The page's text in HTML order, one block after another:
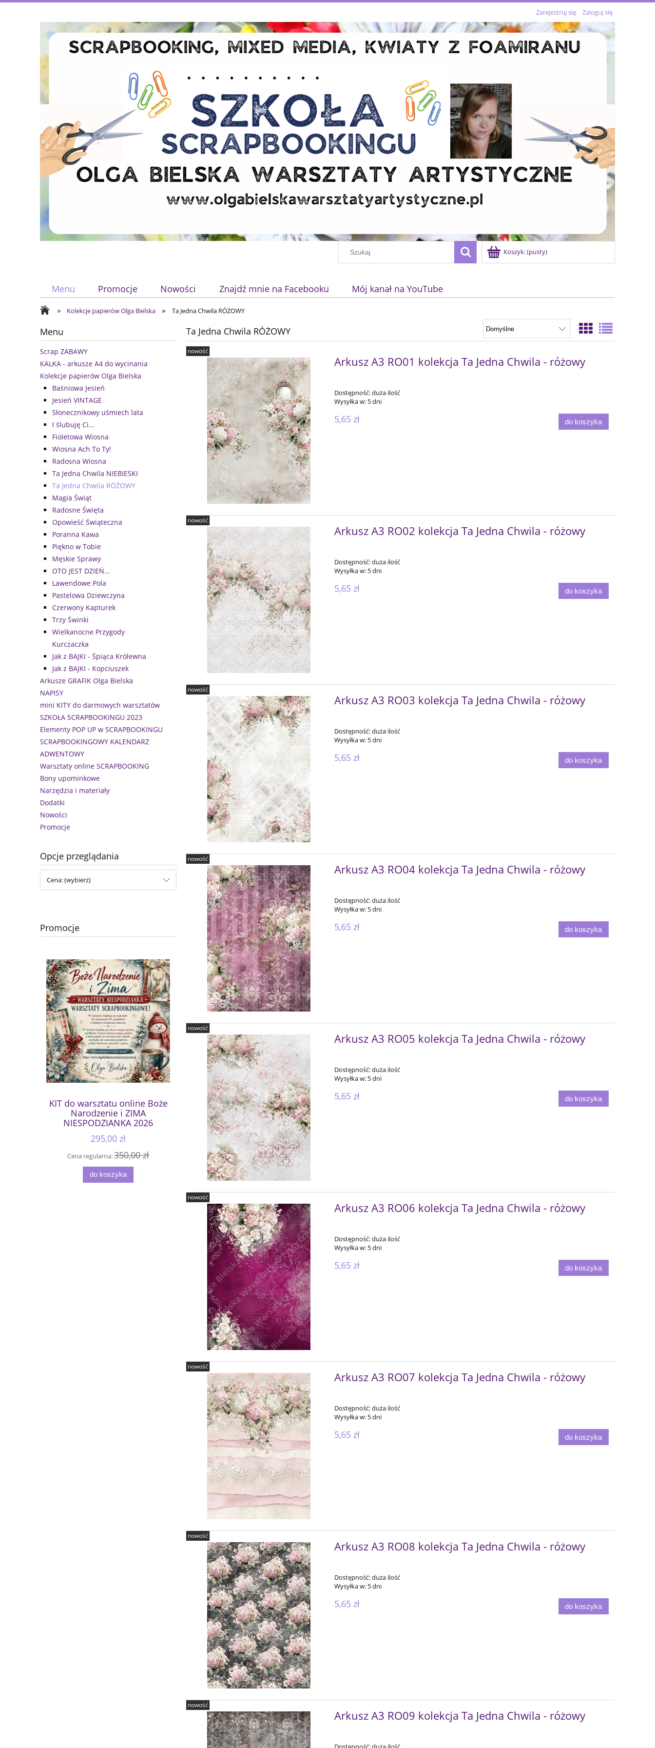
Zarejestruj się Zaloguj się
Koszyk:(pusty)
Menu Promocje Nowości Znajdź mnie na Facebooku Mój kanał na YouTube
» Kolekcje papierów Olga Bielska » Ta Jedna Chwila RÓŻOWY
Menu
Scrap ZABAWY
KALKA - arkusze A4 do wycinania
Kolekcje papierów Olga Bielska
Baśniowa Jesień
Jesień VINTAGE
Słonecznikowy uśmiech lata
I ślubuję Ci...
Fioletowa Wiosna
Wiosna Ach To Ty!
Radosna Wiosna
Ta Jedna Chwila NIEBIESKI
Ta Jedna Chwila RÓŻOWY
Magia Świąt
Radosne Święta
Opowieść Świąteczna
Poranna Kawa
Piękno w Tobie
Męskie Sprawy
OTO JEST DZIEŃ...
Lawendowe Pola
Pastelowa Dziewczyna
Czerwony Kapturek
Trzy Świnki
Wielkanocne Przygody
Kurczaczka
Jak z BAJKI - Śpiąca Królewna
Jak z BAJKI - Kopciuszek
Arkusze GRAFIK Olga Bielska
NAPISY
mini KITY do darmowych warsztatów
SZKOŁA SCRAPBOOKINGU 2023
Elementy POP UP w SCRAPBOOKINGU
SCRAPBOOKINGOWY KALENDARZ
ADWENTOWY
Warsztaty online SCRAPBOOKING
Bony upominkowe
Narzędzia i materiały
Dodatki
Nowości
Promocje
Opcje przeglądania
Cena: (wybierz)
Promocje
KIT do warsztatu online Boże
Narodzenie i ZIMA
NIESPODZIANKA 2026
295,00 zł
Cena regularna:350,00 zł
do koszyka
Ta Jedna Chwila RÓŻOWY
Arkusz A3 RO01 kolekcja Ta Jedna Chwila - różowy
Dostępność:duża ilość
Wysyłka w: 5 dni
5,65 zł do koszyka
nowość
Arkusz A3 RO02 kolekcja Ta Jedna Chwila - różowy
Dostępność:duża ilość
Wysyłka w: 5 dni
5,65 zł do koszyka
nowość
Arkusz A3 RO03 kolekcja Ta Jedna Chwila - różowy
Dostępność:duża ilość
Wysyłka w: 5 dni
5,65 zł do koszyka
nowość
Arkusz A3 RO04 kolekcja Ta Jedna Chwila - różowy
Dostępność:duża ilość
Wysyłka w: 5 dni
5,65 zł do koszyka
nowość
Arkusz A3 RO05 kolekcja Ta Jedna Chwila - różowy
Dostępność:duża ilość
Wysyłka w: 5 dni
5,65 zł do koszyka
nowość
Arkusz A3 RO06 kolekcja Ta Jedna Chwila - różowy
Dostępność:duża ilość
Wysyłka w: 5 dni
5,65 zł do koszyka
nowość
Arkusz A3 RO07 kolekcja Ta Jedna Chwila - różowy
Dostępność:duża ilość
Wysyłka w: 5 dni
5,65 zł do koszyka
nowość
Arkusz A3 RO08 kolekcja Ta Jedna Chwila - różowy
Dostępność:duża ilość
Wysyłka w: 5 dni
5,65 zł do koszyka
nowość
Arkusz A3 RO09 kolekcja Ta Jedna Chwila - różowy
nowość